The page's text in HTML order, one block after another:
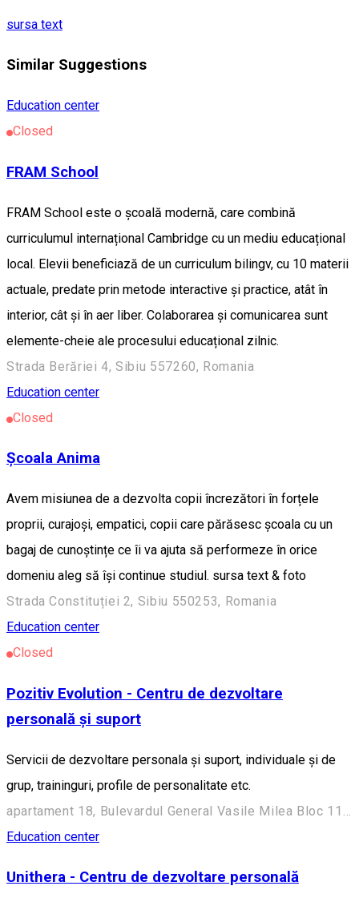
sursa text
Similar Suggestions
Education center
Closed
FRAM School
FRAM School este o școală modernă, care combină
curriculumul internațional Cambridge cu un mediu educațional
local. Elevii beneficiază de un curriculum bilingv, cu 10 materii
actuale, predate prin metode interactive și practice, atât în
interior, cât și în aer liber. Colaborarea și comunicarea sunt
elemente-cheie ale procesului educațional zilnic.
Strada Berăriei 4, Sibiu 557260, Romania
Education center
Closed
Școala Anima
Avem misiunea de a dezvolta copii încrezători în forțele
proprii, curajoși, empatici, copii care părăsesc școala cu un
bagaj de cunoștințe ce îi va ajuta să performeze în orice
domeniu aleg să își continue studiul. sursa text & foto
Strada Constituției 2, Sibiu 550253, Romania
Education center
Closed
Pozitiv Evolution - Centru de dezvoltare
personală și suport
Servicii de dezvoltare personala și suport, individuale și de
grup, traininguri, profile de personalitate etc.
Education center
Unithera - Centru de dezvoltare personală